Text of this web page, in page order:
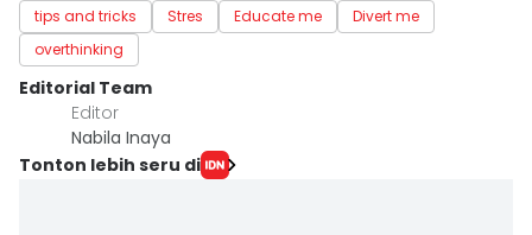
tips and tricks Stres Educate me
Divert me
overthinking
Editorial Team
Editor
Nabila Inaya
Tonton lebih seru di